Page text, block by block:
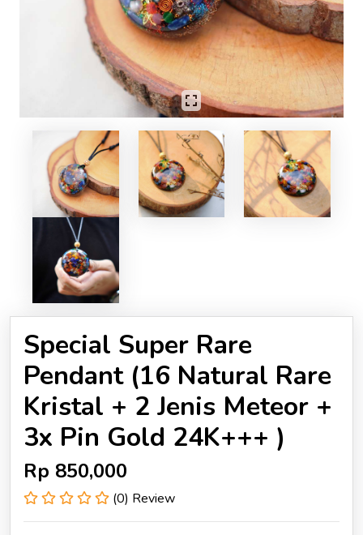
Special Super Rare
Pendant (16 Natural Rare
Kristal + 2 Jenis Meteor +
3x Pin Gold 24K+++ )
Rp 850,000
(0) Review